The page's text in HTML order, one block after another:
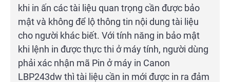
khi in ấn các tài liệu quan trọng cần được bảo
mật và không để lộ thông tin nội dung tài liệu
cho người khác biết. Với tính năng in bảo mật
khi lệnh in được thực thi ở máy tính, người dùng
phải xác nhận mã Pin ở máy in Canon
LBP243dw thì tài liệu cần in mới được in ra đảm